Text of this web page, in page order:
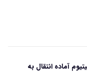
آماده انتقال به